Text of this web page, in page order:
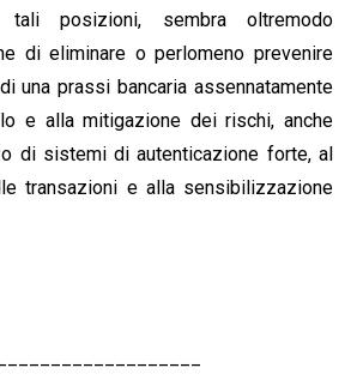
posizioni, sembra oltremodo
di eliminare o perlomeno prevenire
una prassi bancaria assennatamente
e alla mitigazione dei rischi, anche
di sistemi di autenticazione forte, al
transazioni e alla sensibilizzazione